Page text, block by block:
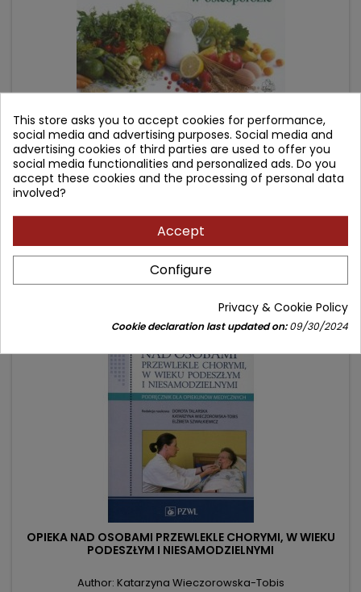
ŻYWIENIE W OSTEOPOROZIE
(0)
Price
66.90 złRegular
price
79.00 zł
 Add to cart
OPIEKA NAD OSOBAMI PRZEWLEKLE CHORYMI, W WIEKU
PODESZŁYM I NIESAMODZIELNYMI
Author: Katarzyna Wieczorowska-Tobis
favorite_border
This store asks you to accept cookies for performance,
social media and advertising purposes. Social media and
advertising cookies of third parties are used to offer you
social media functionalities and personalized ads. Do you
accept these cookies and the processing of personal data
involved?
Accept
Configure
Privacy & Cookie Policy
Cookie declaration last updated on:09/30/2024